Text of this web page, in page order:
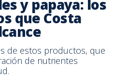
y papaya: los
que Costa
de estos productos, que
de nutrientes